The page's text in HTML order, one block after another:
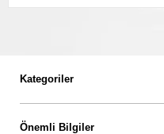
Kategoriler
Önemli Bilgiler